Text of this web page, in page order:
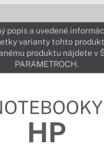
popis a uvedené
varianty tohto
produktu nájdete v
PARAMETROCH.
HP